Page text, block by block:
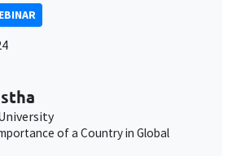
of a Country in Global